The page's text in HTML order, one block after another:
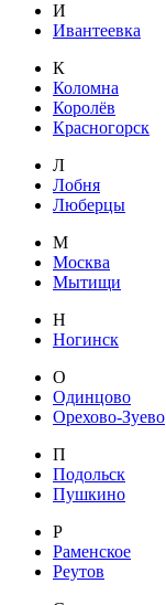
И
Ивантеевка
К
Коломна
Королёв
Красногорск
Л
Лобня
Люберцы
М
Москва
Мытищи
Н
Ногинск
О
Одинцово
Орехово-Зуево
П
Подольск
Пушкино
Р
Раменское
Реутов